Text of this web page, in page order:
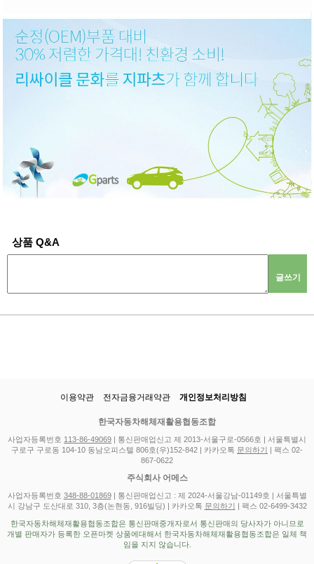
상품 Q&A
글쓰기
이용약관 전자금융거래약관 개인정보처리방침
한국자동차해체재활용협동조합
사업자등록번호 113-86-49069 | 통신판매업신고 제 2013-서울구로-0566호 | 서울특별시
구로구 구로동 104-10 동남오피스텔 806호(우)152-842 | 카카오톡 문의하기 | 팩스 02-
867-0622
주식회사 어메스
사업자등록번호 348-88-01869| 통신판매업신고 : 제 2024-서울강남-01149호 | 서울특별
시 강남구 도산대로 310, 3층(논현동, 916빌딩) | 카카오톡 문의하기 | 팩스 02-6499-3432
한국자동차해체재활용협동조합은 통신판매중개자로서 통신판매의 당사자가 아니므로
개별 판매자가 등록한 오픈마켓 상품에대해서 한국자동차해체재활용협동조합은 일체 책
임을 지지 않습니다.